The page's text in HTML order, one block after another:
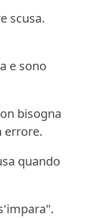
scusa.
e sono
bisogna
errore.
quando